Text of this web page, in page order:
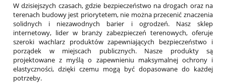
W dzisiejszych czasach, gdzie bezpieczeństwo na drogach oraz na
terenach budowy jest priorytetem, nie można przecenić znaczenia
solidnych i niezawodnych barier i ogrodzeń. Nasz sklep
internetowy, lider w branży zabezpieczeń terenowych, oferuje
szeroki wachlarz produktów zapewniających bezpieczeństwo i
porządek w miejscach publicznych. Nasze produkty są
projektowane z myślą o zapewnieniu maksymalnej ochrony i
elastyczności, dzięki czemu mogą być dopasowane do każdej
potrzeby.